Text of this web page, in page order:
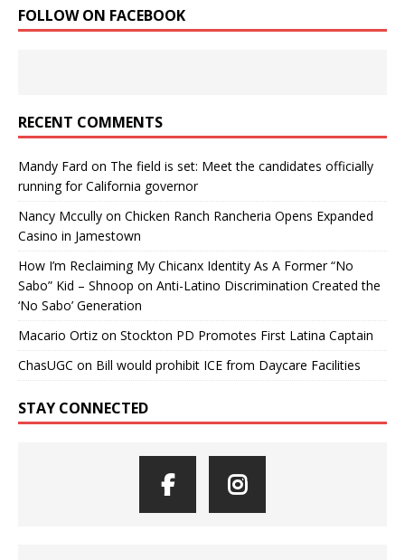
FOLLOW ON FACEBOOK
RECENT COMMENTS
Mandy Fard on The field is set: Meet the candidates officially
running for California governor
Nancy Mccully on Chicken Ranch Rancheria Opens Expanded
Casino in Jamestown
How I’m Reclaiming My Chicanx Identity As A Former “No
Sabo” Kid – Shnoop on Anti-Latino Discrimination Created the
‘No Sabo’ Generation
Macario Ortiz on Stockton PD Promotes First Latina Captain
ChasUGC on Bill would prohibit ICE from Daycare Facilities
STAY CONNECTED